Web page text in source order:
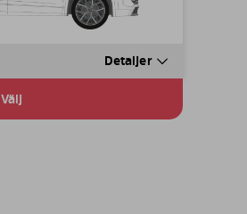
Detaljer
Välj